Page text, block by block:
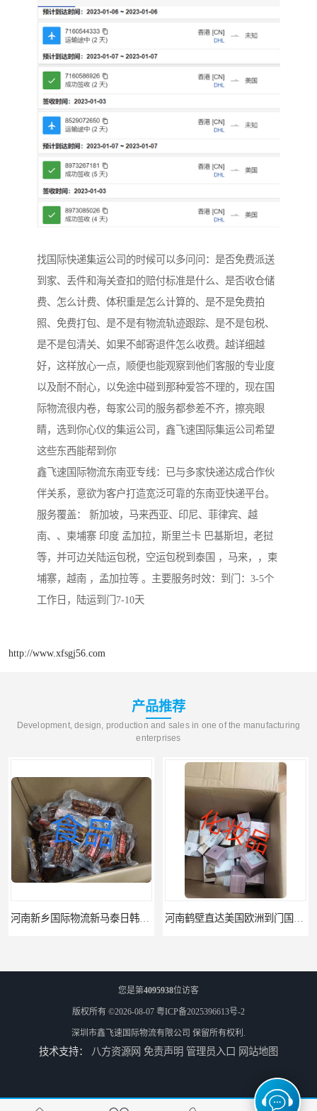
找国际快递集运公司的时候可以多问问：是否免费派送
到家、丢件和海关查扣的赔付标准是什么、是否收仓储
费、怎么计费、体积重是怎么计算的、是不是免费拍
照、免费打包、是不是有物流轨迹跟踪、是不是包税、
是不是包清关、如果不邮寄退件怎么收费。越详细越
好，这样放心一点，顺便也能观察到他们客服的专业度
以及耐不耐心，以免途中碰到那种爱答不理的，现在国
际物流很内卷，每家公司的服务都参差不齐，擦亮眼
睛，选到你心仪的集运公司，鑫飞速国际集运公司希望
这些东西能帮到你
鑫飞速国际物流东南亚专线：已与多家快递达成合作伙
伴关系，意欲为客户打造宽泛可靠的东南亚快递平台。
服务覆盖： 新加坡，马来西亚、印尼、菲律宾、越
南、、柬埔寨 印度 孟加拉，斯里兰卡 巴基斯坦，老挝
等，并可边关陆运包税，空运包税到泰国 ，马来，，柬
埔寨，越南 ，孟加拉等 。主要服务时效：到门：3-5个
工作日，陆运到门7-10天
http://www.xfsgj56.com
产品推荐
Development, design, production and sales in one of the manufacturing
enterprises
河南鹤壁美森快船美国FBA专线海运国际物流双清包税 河南安阳欧美日加FBA空海运入仓DHL快递代理当日提取
您是第4095938位访客
版权所有 ©2026-08-07 粤ICP备2025396613号-2
深圳市鑫飞速国际物流有限公司 保留所有权利.
技术支持： 八方资源网 免责声明 管理员入口 网站地图